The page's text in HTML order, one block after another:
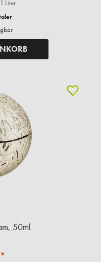
Liter
HSR Lifting Cream, 50ml